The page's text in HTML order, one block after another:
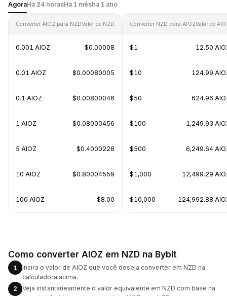
AgoraHá 24 horasHá 1 mêshá 1 ano
Converter AIOZ para NZDValor de NZD
0.001 AIOZ $0.00008
0.01 AIOZ $0.00080005
0.1 AIOZ $0.00800046
1 AIOZ $0.08000456
5 AIOZ $0.4000228
10 AIOZ $0.80004559
100 AIOZ $8.00
Converter NZD para AIOZValor de
$1 12.50
$10 124.99
$50 624.96
$100 1,249.93
$500 6,249.64
$1,000 12,499.29
$10,000 124,992.88
Como converter AIOZ em NZD na Bybit
1
Insira o valor de AIOZ que você deseja converter em NZD na
calculadora acima.
2
Veja instantaneamente o valor equivalente em NZD com base na